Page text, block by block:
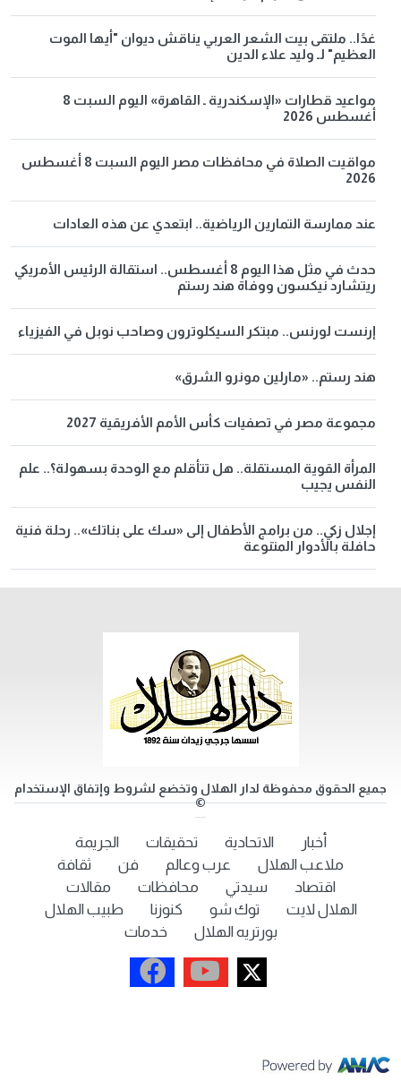
غدًا.. ملتقى بيت الشعر العربي يناقش ديوان "أيها الموت
العظيم" لـ وليد علاء الدين
مواعيد قطارات «الإسكندرية ـ القاهرة» اليوم السبت 8
أغسطس 2026
مواقيت الصلاة في محافظات مصر اليوم السبت 8 أغسطس
2026
عند ممارسة التمارين الرياضية.. ابتعدي عن هذه العادات
حدث في مثل هذا اليوم 8 أغسطس.. استقالة الرئيس الأمريكي
ريتشارد نيكسون ووفاة هند رستم
إرنست لورنس.. مبتكر السيكلوترون وصاحب نوبل في الفيزياء
هند رستم.. «مارلين مونرو الشرق»
مجموعة مصر في تصفيات كأس الأمم الأفريقية 2027
المرأة القوية المستقلة.. هل تتأقلم مع الوحدة بسهولة؟.. علم
النفس يجيب
إجلال زكي.. من برامج الأطفال إلى «سك على بناتك».. رحلة فنية
حافلة بالأدوار المتنوعة
جميع الحقوق محفوظة لدار الهلال وتخضع لشروط وإتفاق الإستخدام
©
أخبار الاتحادية تحقيقات
الجريمة
ملاعب الهلال
عرب وعالم فن
ثقافة
اقتصاد
سيدتي محافظات
مقالات
الهلال لايت
توك شو كنوزنا
طبيب الهلال
بورتريه الهلال
خدمات